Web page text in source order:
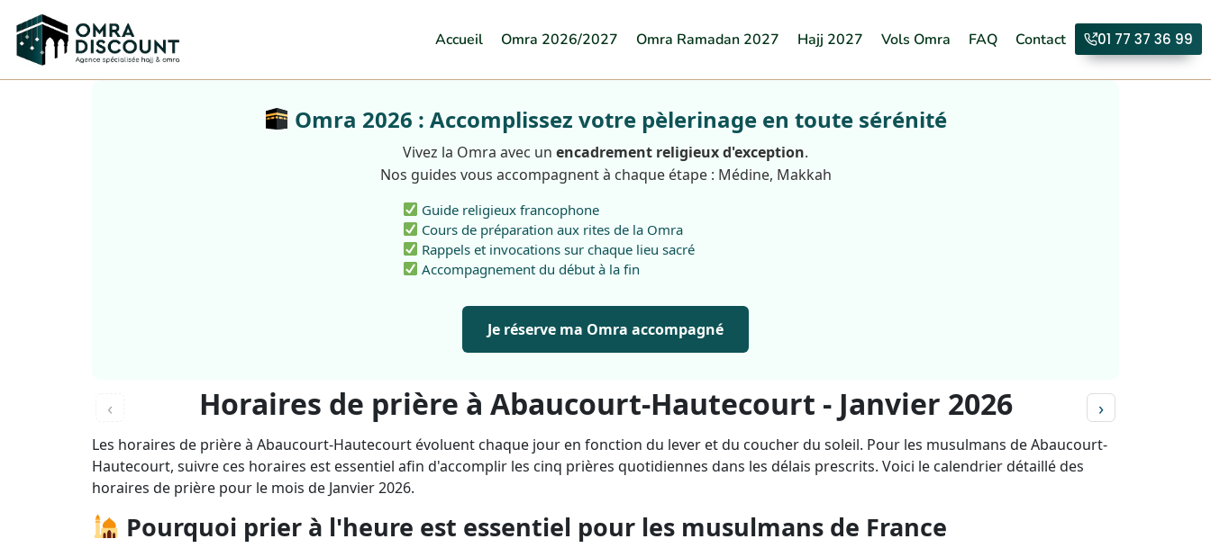
Accueil Omra 2026/2027 Omra Ramadan 2027 Hajj 2027 Vols Omra FAQ Contact 01 77 37 36 99
Omra 2026 : Accomplissez votre pèlerinage en toute sérénité
Vivez la Omra avec un encadrement religieux d'exception.
Nos guides vous accompagnent à chaque étape : Médine, Makkah
Guide religieux francophone
Cours de préparation aux rites de la Omra
Rappels et invocations sur chaque lieu sacré
Accompagnement du début à la fin
Je réserve ma Omra accompagné
‹ Horaires de prière à Abaucourt-Hautecourt - Janvier 2026 ›
Les horaires de prière à Abaucourt-Hautecourt évoluent chaque jour en fonction du lever et du coucher du soleil. Pour les musulmans de Abaucourt-
Hautecourt, suivre ces horaires est essentiel afin d'accomplir les cinq prières quotidiennes dans les délais prescrits. Voici le calendrier détaillé des
horaires de prière pour le mois de Janvier 2026.
Pourquoi prier à l'heure est essentiel pour les musulmans de France